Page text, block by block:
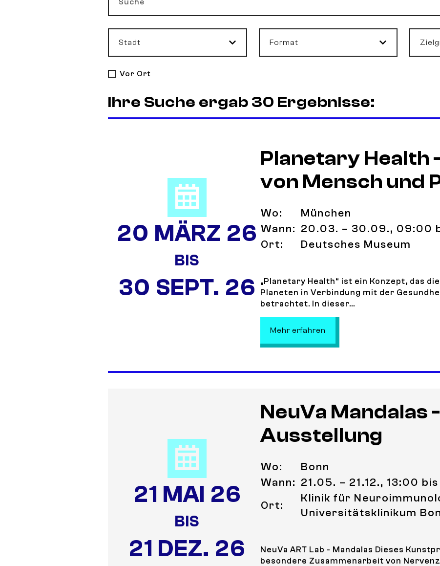
Suche
Stadt Format
Vor Ort
Ihre Suche ergab 30 Ergebnisse:
20 MÄRZ 26
BIS
30 SEPT. 26
Planetary Health
von Mensch und
Wo:
München
Wann: 20.03. – 30.09., 09:00
Ort:
Deutsches Museum
„Planetary Health“ ist ein Konzept, das
Planeten in Verbindung mit der
betrachtet. In dieser...
Mehr erfahren
21 MAI 26
BIS
21 DEZ. 26
NeuVa Mandalas -
Ausstellung
Wo:
Bonn
Wann: 21.05. – 21.12., 13:00
Ort:
Klinik für
Universitätsklinikum
NeuVa ART Lab - Mandalas Dieses
besondere Zusammenarbeit von